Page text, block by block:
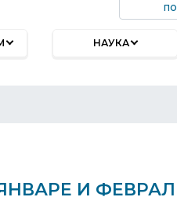
НАУКА
И